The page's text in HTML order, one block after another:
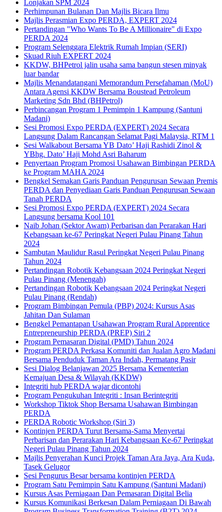
Lonjakan SPM 2024
Perhimpunan Bulanan Dan Majlis Bicara Ilmu
Majlis Perasmian Expo PERDA, EXPERT 2024
Pertandingan "Who Wants To Be A Millionaire" di Expo
PERDA 2024
Program Selenggara Elektrik Rumah Impian (SERI)
Skuad Riuh EXPERT 2024
KKDW, BHPetrol jalin usaha sama bangun stesen minyak
luar bandar
Majlis Menandatangani Memorandum Persefahaman (MoU)
Antara Agensi KKDW Bersama Boustead Petroleum
Marketing Sdn Bhd (BHPetrol)
Perbincangan Program 1 Pemimpin 1 Kampung (Santuni
Madani)
Sesi Promosi Expo PERDA (EXPERT) 2024 Secara
Langsung Dalam Rancangan Selamat Pagi Malaysia, RTM 1
Sesi Walkabout Bersama YB Dato’ Haji Rashidi Zinol &
YBhg. Dato’ Haji Mohd Asri Baharum
Penyertaan Program Promosi Usahawan Bimbingan PERDA
ke Program MAHA 2024
Bengkel Semakan Garis Panduan Pengurusan Sewaan Premis
PERDA dan Penyediaan Garis Panduan Pengurusan Sewaan
Tanah PERDA
Sesi Promosi Expo PERDA (EXPERT) 2024 Secara
Langsung bersama Kool 101
Naib Johan (Sektor Awam) Perbarisan dan Perarakan Hari
Kebangsaan ke-67 Peringkat Negeri Pulau Pinang Tahun
2024
Sambutan Maulidur Rasul Peringkat Negeri Pulau Pinang
Tahun 2024
Pertandingan Robotik Kebangsaan 2024 Peringkat Negeri
Pulau Pinang (Menengah)
Pertandingan Robotik Kebangsaan 2024 Peringkat Negeri
Pulau Pinang (Rendah)
Program Bimbingan Pemula (PBP) 2024: Kursus Asas
Jahitan Dan Sulaman
Bengkel Pemantapan Usahawan Program Rural Apprentice
Entrepreneurship PERDA (PREP) Siri 2
Program Pemasaran Digital (PMD) Tahun 2024
Program PERDA Perkasa Komuniti dan Jualan Agro Madani
Bersama Penduduk Taman Ara Indah, Permatang Pasir
Sesi Dialog Belanjawan 2025 Bersama Kementerian
Kemajuan Desa & Wilayah (KKDW)
Integriti hub PERDA wajar dicontohi
Program Pengukuhan Integriti : Insan Berintegriti
Workshop Tiktok Shop Bersama Usahawan Bimbingan
PERDA
PERDA Robotic Workshop (Siri 3)
Kontinjen PERDA Turut Bersama-Sama Menyertai
Perbarisan dan Perarakan Hari Kebangsaan Ke-67 Peringkat
Negeri Pulau Pinang Tahun 2024
Majlis Penyerahan Kunci Projek Taman Ara Jaya, Ara Kuda,
Tasek Gelugor
Sesi Pengurus Besar bersama kontinjen PERDA
Program Satu Pemimpin Satu Kampung (Santuni Madani)
Kursus Asas Perniagaan Dan Pemasaran Digital Belia
Kursus Komunikasi Berkesan Dalam Perniagaan Di Bawah